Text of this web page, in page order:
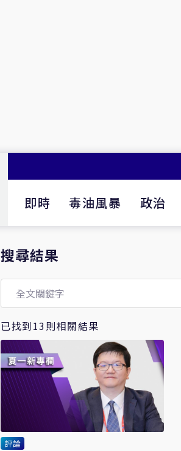
即時 毒油風暴 政治
搜尋結果
已找到13則相關結果
評論